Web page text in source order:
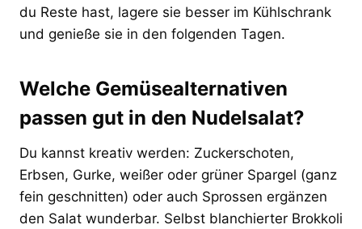
du Reste hast, lagere sie besser im Kühlschrank
und genieße sie in den folgenden Tagen.
Welche Gemüsealternativen
passen gut in den Nudelsalat?
Du kannst kreativ werden: Zuckerschoten,
Erbsen, Gurke, weißer oder grüner Spargel (ganz
fein geschnitten) oder auch Sprossen ergänzen
den Salat wunderbar. Selbst blanchierter Brokkoli